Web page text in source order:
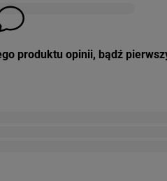
produktu opinii, bądź